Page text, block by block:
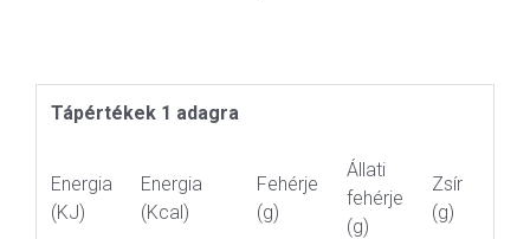
Tápértékek 1 adagra
Energia
(KJ)
Energia
(Kcal)
Fehérje
(g)
Állati
fehérje
(g)
Zsír
(g)